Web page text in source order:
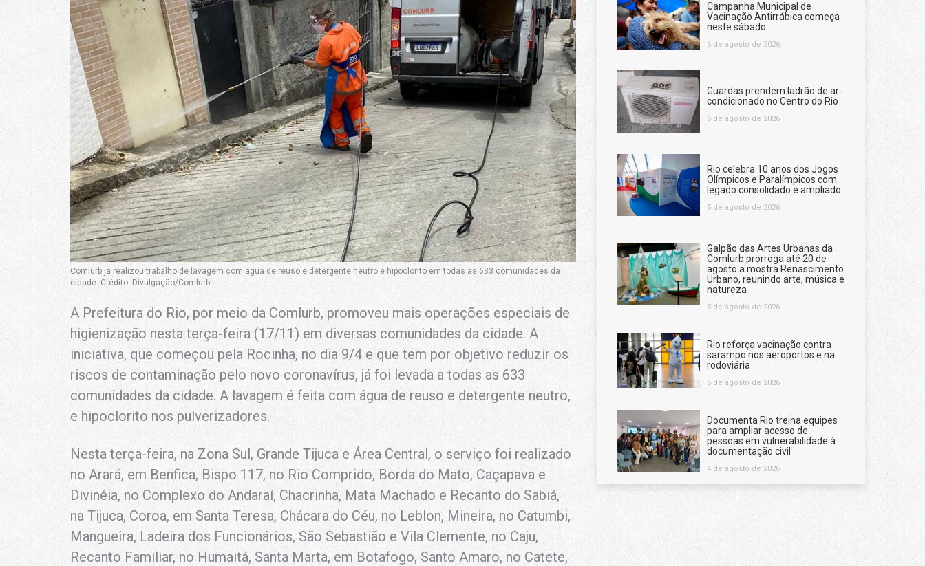
Comlurb já realizou trabalho de lavagem com água de reuso e detergente neutro e hipoclorito em todas as 633 comunidades da
cidade. Crédito: Divulgação/Comlurb
A Prefeitura do Rio, por meio da Comlurb, promoveu mais operações especiais de
higienização nesta terça-feira (17/11) em diversas comunidades da cidade. A
iniciativa, que começou pela Rocinha, no dia 9/4 e que tem por objetivo reduzir os
riscos de contaminação pelo novo coronavírus, já foi levada a todas as 633
comunidades da cidade. A lavagem é feita com água de reuso e detergente neutro,
e hipoclorito nos pulverizadores.
Nesta terça-feira, na Zona Sul, Grande Tijuca e Área Central, o serviço foi realizado
no Arará, em Benfica, Bispo 117, no Rio Comprido, Borda do Mato, Caçapava e
Divinéia, no Complexo do Andaraí, Chacrinha, Mata Machado e Recanto do Sabiá,
na Tijuca, Coroa, em Santa Teresa, Chácara do Céu, no Leblon, Mineira, no Catumbi,
Mangueira, Ladeira dos Funcionários, São Sebastião e Vila Clemente, no Caju,
Recanto Familiar, no Humaitá, Santa Marta, em Botafogo, Santo Amaro, no Catete,
Campanha Municipal de
Vacinação Antirrábica começa
neste sábado
6 de agosto de 2026
Guardas prendem ladrão de ar-
condicionado no Centro do Rio
6 de agosto de 2026
Rio celebra 10 anos dos Jogos
Olímpicos e Paralímpicos com
legado consolidado e ampliado
5 de agosto de 2026
Galpão das Artes Urbanas da
Comlurb prorroga até 20 de
agosto a mostra Renascimento
Urbano, reunindo arte, música e
natureza
5 de agosto de 2026
Rio reforça vacinação contra
sarampo nos aeroportos e na
rodoviária
5 de agosto de 2026
Documenta Rio treina equipes
para ampliar acesso de
pessoas em vulnerabilidade à
documentação civil
4 de agosto de 2026